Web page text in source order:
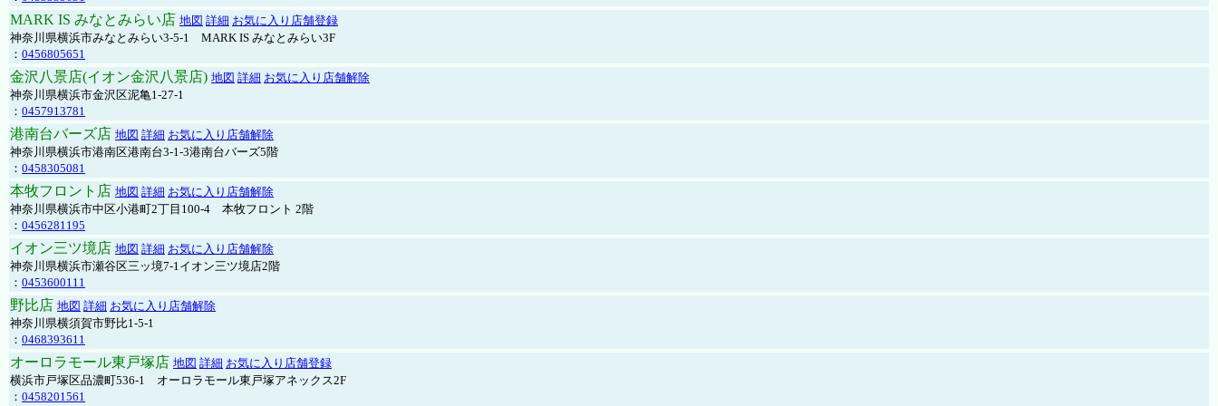
MARK IS みなとみらい店 地図 詳細 お気に入り店舗登録
神奈川県横浜市みなとみらい3-5-1 MARK IS みなとみらい3F
： 0456805651
金沢八景店(イオン金沢八景店) 地図 詳細 お気に入り店舗解除
神奈川県横浜市金沢区泥亀1-27-1
： 0457913781
港南台バーズ店 地図 詳細 お気に入り店舗解除
神奈川県横浜市港南区港南台3-1-3港南台バーズ5階
： 0458305081
本牧フロント店 地図 詳細 お気に入り店舗解除
神奈川県横浜市中区小港町2丁目100-4 本牧フロント 2階
： 0456281195
イオン三ツ境店 地図 詳細 お気に入り店舗解除
神奈川県横浜市瀬谷区三ッ境7-1イオン三ツ境店2階
： 0453600111
野比店 地図 詳細 お気に入り店舗解除
神奈川県横須賀市野比1-5-1
： 0468393611
オーロラモール東戸塚店 地図 詳細 お気に入り店舗登録
横浜市戸塚区品濃町536-1 オーロラモール東戸塚アネックス2F
： 0458201561